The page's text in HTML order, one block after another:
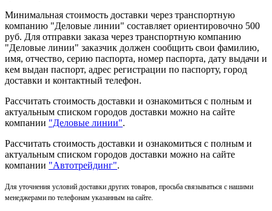
Минимальная стоимость доставки через транспортную
компанию "Деловые линии" составляет ориентировочно 500
руб. Для отправки заказа через транспортную компанию
"Деловые линии" заказчик должен сообщить свои фамилию,
имя, отчество, серию паспорта, номер паспорта, дату выдачи и
кем выдан паспорт, адрес регистрации по паспорту, город
доставки и контактный телефон.
Рассчитать стоимость доставки и ознакомиться с полным и
актуальным списком городов доставки можно на сайте
компании "Деловые линии".
Рассчитать стоимость доставки и ознакомиться с полным и
актуальным списком городов доставки можно на сайте
компании "Автотрейдинг".
Для уточнения условий доставки других товаров, просьба связываться с нашими
менеджерами по телефонам указанным на сайте.